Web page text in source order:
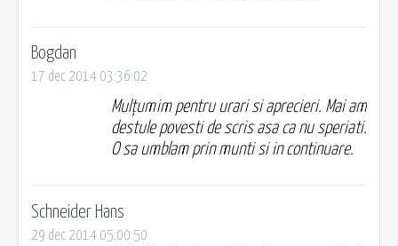
Bogdan
17 dec 2014 03:36:02
Mulțumim pentru urari si aprecieri. Mai am
destule povesti de scris asa ca nu speriati.
O sa umblam prin munti si in continuare.
Schneider Hans
29 dec 2014 05:00:50